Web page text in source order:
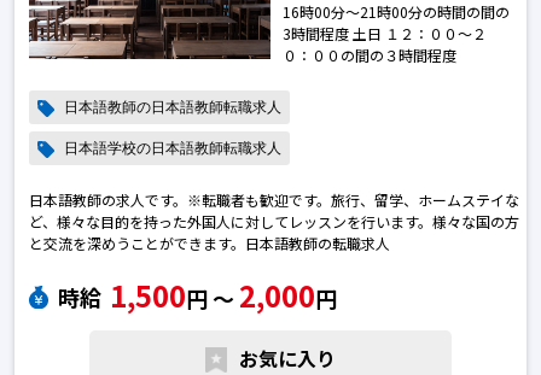
16時00分〜21時00分の時間の間の
3時間程度 土日 １２：００～２
０：００の間の３時間程度
日本語教師の日本語教師転職求人
日本語学校の日本語教師転職求人
日本語教師の求人です。※転職者も歓迎です。旅行、留学、ホームステイな
ど、様々な目的を持った外国人に対してレッスンを行います。様々な国の方
と交流を深めうことができます。日本語教師の転職求人
時給 1,500円 〜 2,000円
お気に入り